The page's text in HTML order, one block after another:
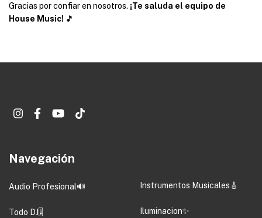
Gracias por confiar en nosotros. ¡Te saluda el equipo de
House Music! 🎵
Navegación
Audio Profesional🔊 Instrumentos Musicales🎸
Todo DJ🎚️ Iluminacion✨